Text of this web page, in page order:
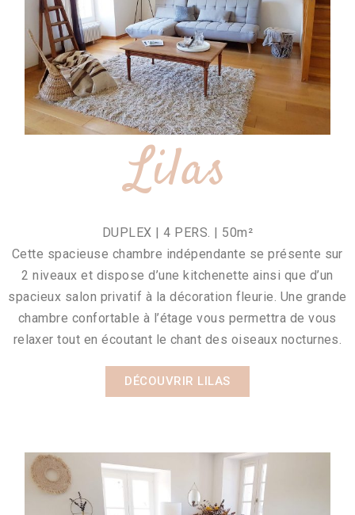
Lilas
DUPLEX | 4 PERS. | 50m²
Cette spacieuse chambre indépendante se présente sur
2 niveaux et dispose d’une kitchenette ainsi que d’un
spacieux salon privatif à la décoration fleurie. Une grande
chambre confortable à l’étage vous permettra de vous
relaxer tout en écoutant le chant des oiseaux nocturnes.
DÉCOUVRIR LILAS